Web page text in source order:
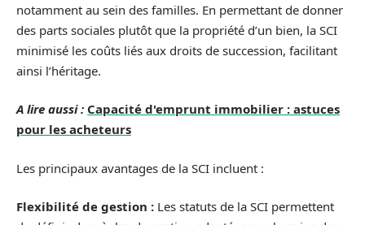
notamment au sein des familles. En permettant de donner
des parts sociales plutôt que la propriété d’un bien, la SCI
minimisé les coûts liés aux droits de succession, facilitant
ainsi l’héritage.
A lire aussi : Capacité d'emprunt immobilier : astuces
pour les acheteurs
Les principaux avantages de la SCI incluent :
Flexibilité de gestion : Les statuts de la SCI permettent